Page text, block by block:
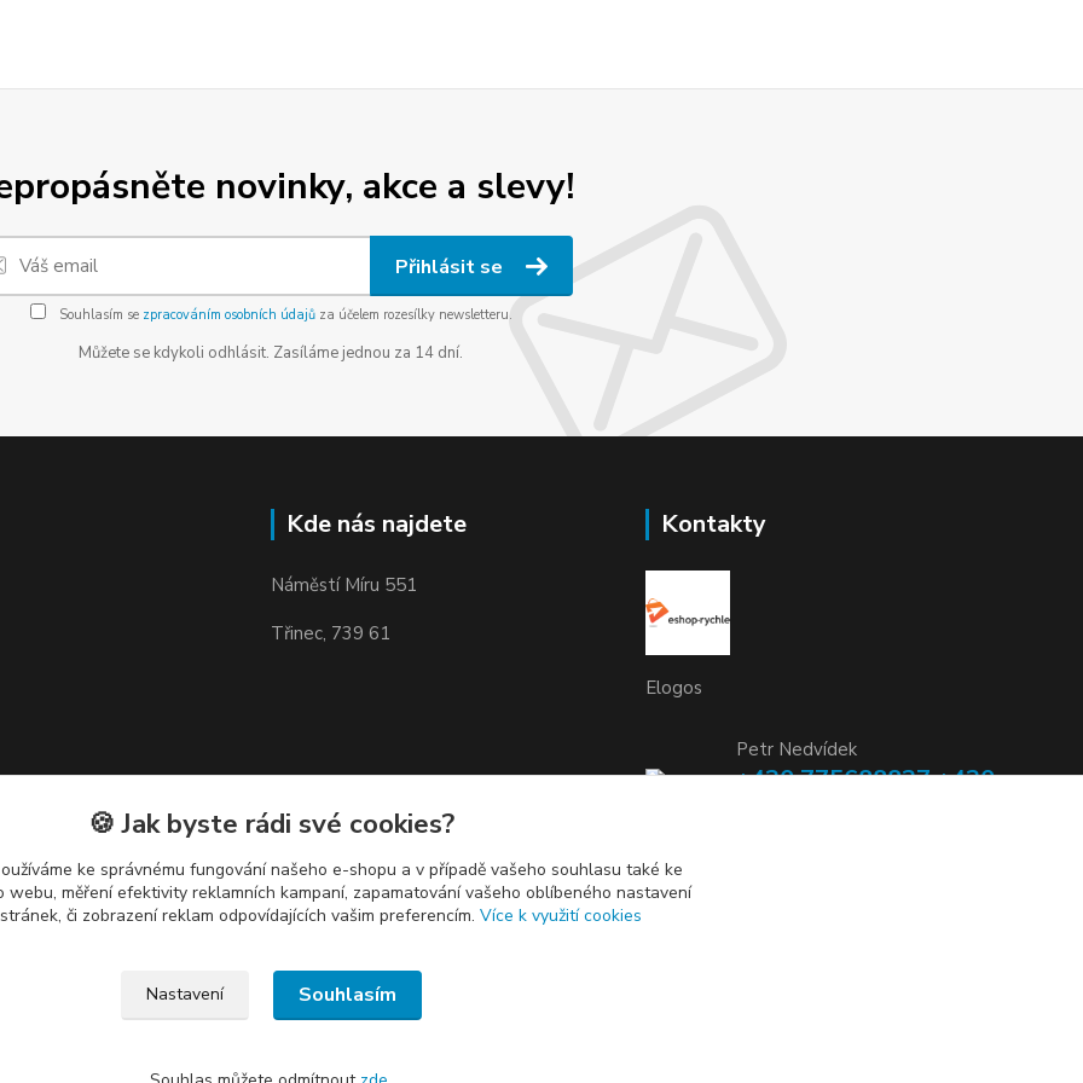
novinky, akce a slevy!
Přihlásit se
Souhlasím se zpracováním osobních údajůza účelem rozesílky newsletteru.
Můžete se kdykoli odhlásit. Zasíláme jednou za 14 dní.
Kde nás najdete
Náměstí Míru 551
Třinec, 739 61
Kontakty
Elogos
Petr Nedvídek
+420 775688827 +420
info@elogos.cz
🍪 Jak byste rádi své cookies?
ke správnému fungování našeho e-shopu a v případě vašeho souhlasu také ke
měření efektivity reklamních kampaní, zapamatování vašeho oblíbeného nastavení
či zobrazení reklam odpovídajících vašim preferencím. Více k využití cookies
Nastavení Souhlasím